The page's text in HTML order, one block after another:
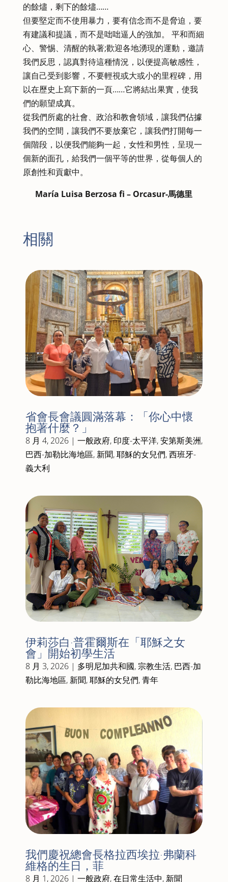
的餘燼，剩下的餘燼……
但要堅定而不使用暴力，要有信念而不是脅迫，要
有建議和提議，而不是咄咄逼人的強加。 平和而細
心、警惕、清醒的執著;歡迎各地湧現的運動，邀請
我們反思，認真對待這種情況，以便提高敏感性，
讓自己受到影響，不要輕視或大或小的里程碑，用
以在歷史上寫下新的一頁……它將結出果實，使我
們的願望成真。
從我們所處的社會、政治和教會領域，讓我們佔據
我們的空間，讓我們不要放棄它，讓我們打開每一
個階段，以便我們能夠一起，女性和男性，呈現一
個新的面孔，給我們一個平等的世界，從每個人的
原創性和貢獻中。
María Luisa Berzosa fi – Orcasur-馬德里
相關
省會長會議圓滿落幕：「你心中懷
抱著什麼？」
8 月 4, 2026| 一般政府, 印度-太平洋,安第斯美洲,
巴西-加勒比海地區, 新聞,耶穌的女兒們,西班牙-
義大利
伊莉莎白·普霍爾斯在「耶穌之女
會」開始初學生活
8 月 3, 2026| 多明尼加共和國,宗教生活, 巴西-加
勒比海地區, 新聞,耶穌的女兒們,青年
我們慶祝總會長格拉西埃拉·弗蘭科
維格的生日，菲
8 月 1, 2026| 一般政府,在日常生活中, 新聞